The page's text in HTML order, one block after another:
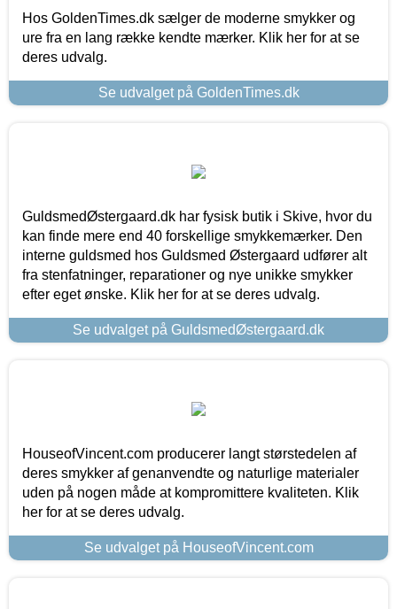
Hos GoldenTimes.dk sælger de moderne smykker og
ure fra en lang række kendte mærker. Klik her for at se
deres udvalg.
Se udvalget på GoldenTimes.dk
GuldsmedØstergaard.dk har fysisk butik i Skive, hvor du
kan finde mere end 40 forskellige smykkemærker. Den
interne guldsmed hos Guldsmed Østergaard udfører alt
fra stenfatninger, reparationer og nye unikke smykker
efter eget ønske. Klik her for at se deres udvalg.
Se udvalget på GuldsmedØstergaard.dk
HouseofVincent.com producerer langt størstedelen af
deres smykker af genanvendte og naturlige materialer
uden på nogen måde at kompromittere kvaliteten. Klik
her for at se deres udvalg.
Se udvalget på HouseofVincent.com